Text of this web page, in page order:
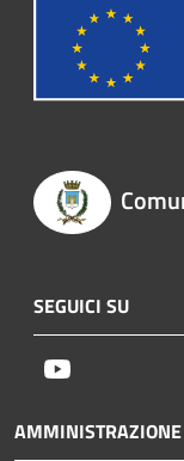
SEGUICI SU
AMMINISTRAZIONE